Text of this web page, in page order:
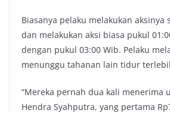
Biasanya pelaku melakukan aksinya
dan melakukan aksi biasa pukul
dengan pukul 03:00 Wib. Pelaku
menunggu tahanan lain tidur
“Mereka pernah dua kali menerima
Hendra Syahputra, yang pertama